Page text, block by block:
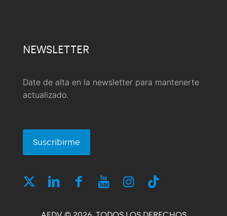
NEWSLETTER
Date de alta en la newsletter para mantenerte
actualizado.
Suscribirme